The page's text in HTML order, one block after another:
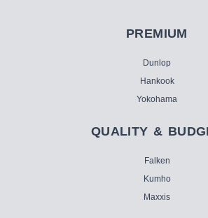
PREMIUM
Dunlop
Hankook
Yokohama
QUALITY &
Falken
Kumho
Maxxis